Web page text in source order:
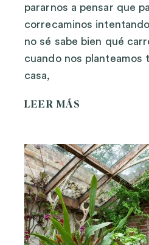
pararnos a pensar que
correcaminos
no sé sabe bien qué
cuando nos planteamos
casa,
LEER MÁS